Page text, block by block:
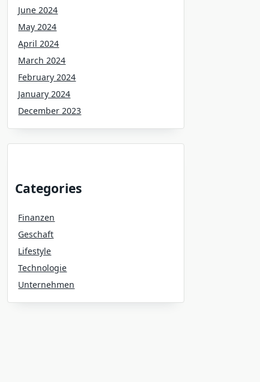
June 2024
May 2024
April 2024
March 2024
February 2024
January 2024
December 2023
Categories
Finanzen
Geschaft
Lifestyle
Technologie
Unternehmen